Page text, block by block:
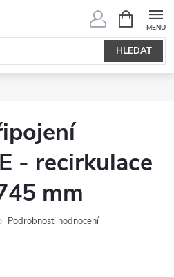
HLEDAT
NÁKUPNÍ
KOŠÍK
- recirkulace
mm
Podrobnosti hodnocení